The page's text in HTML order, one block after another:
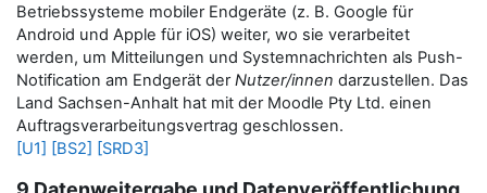
Betriebssysteme mobiler Endgeräte (z. B. Google für
Android und Apple für iOS) weiter, wo sie verarbeitet
werden, um Mitteilungen und Systemnachrichten als Push-
Notification am Endgerät derNutzer/innen darzustellen. Das
Land Sachsen-Anhalt hat mit der Moodle Pty Ltd. einen
Auftragsverarbeitungsvertrag geschlossen.
[U1] [BS2] [SRD3]